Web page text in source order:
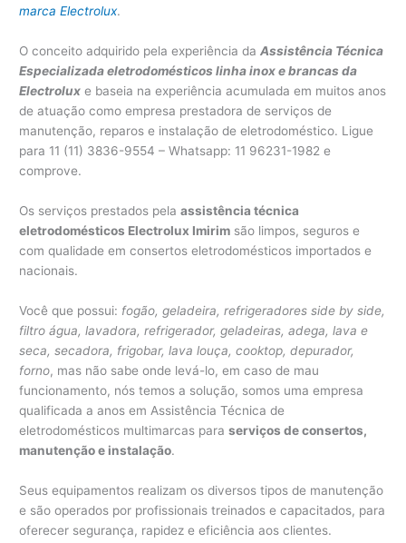
marca Electrolux.
O conceito adquirido pela experiência daAssistência Técnica
Especializada eletrodomésticos linha inox e brancas da
Electrolux e baseia na experiência acumulada em muitos anos
de atuação como empresa prestadora de serviços de
manutenção, reparos e instalação de eletrodoméstico. Ligue
para 11 (11) 3836-9554 – Whatsapp: 11 96231-1982 e
comprove.
Os serviços prestados pelaassistência técnica
eletrodomésticos Electrolux Imirim são limpos, seguros e
com qualidade em consertos eletrodomésticos importados e
nacionais.
Você que possui: fogão, geladeira, refrigeradores side by side,
filtro água, lavadora, refrigerador, geladeiras, adega, lava e
seca, secadora, frigobar, lava louça, cooktop, depurador,
forno, mas não sabe onde levá-lo, em caso de mau
funcionamento, nós temos a solução, somos uma empresa
qualificada a anos em Assistência Técnica de
eletrodomésticos multimarcas paraserviços de consertos,
manutenção e instalação.
Seus equipamentos realizam os diversos tipos de manutenção
e são operados por profissionais treinados e capacitados, para
oferecer segurança, rapidez e eficiência aos clientes.